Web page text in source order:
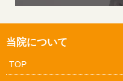
当院について
TOP